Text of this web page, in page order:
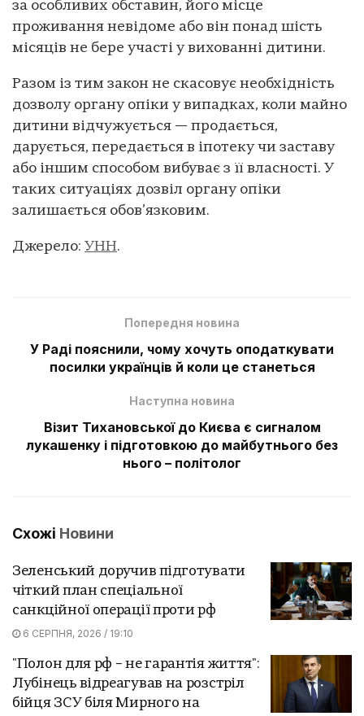
за особливих обставин, його місце
проживання невідоме або він понад шість
місяців не бере участі у вихованні дитини.
Разом із тим закон не скасовує необхідність
дозволу органу опіки у випадках, коли майно
дитини відчужується — продається,
дарується, передається в іпотеку чи заставу
або іншим способом вибуває з її власності. У
таких ситуаціях дозвіл органу опіки
залишається обов’язковим.
Джерело: УНН.
Попередня новина
У Раді пояснили, чому хочуть оподаткувати
посилки українців й коли це станеться
Наступна новина
Візит Тихановської до Києва є сигналом
лукашенку і підготовкою до майбутнього без
нього – політолог
Схожі Новини
Зеленський доручив підготувати
чіткий план спеціальної
санкційної операції проти рф
6 СЕРПНЯ, 2026 / 19:10
"Полон для рф – не гарантія життя":
Лубінець відреагував на розстріл
бійця ЗСУ біля Мирного на